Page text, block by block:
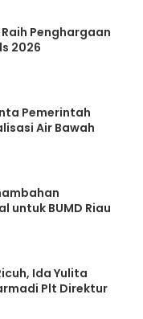
Raih Penghargaan
2026
Pemerintah
Air Bawah
untuk BUMD Riau
Ida Yulita
Plt Direktur